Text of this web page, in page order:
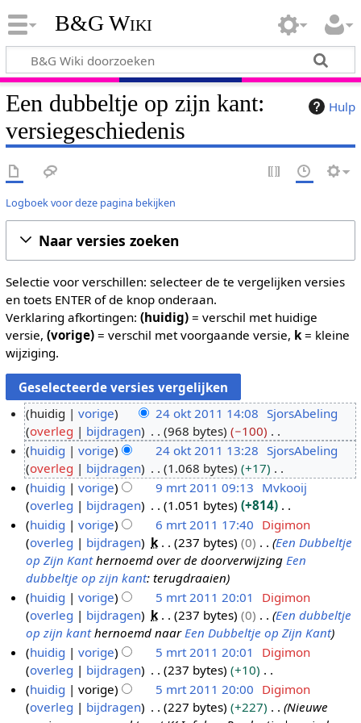
B&G Wiki
Hulp
Een dubbeltje op zijn kant:
versiegeschiedenis
Logboek voor deze pagina bekijken
Naar versies zoeken
Selectie voor verschillen: selecteer de te vergelijken versies
en toets ENTER of de knop onderaan.
Verklaring afkortingen: (huidig)= verschil met huidige
versie, (vorige)= verschil met voorgaande versie, k= kleine
wijziging.
4
k
2
huidig vorige 24 okt 2011 14:08 SjorsAbeling
overleg
bijdragen 968 bytes
−100
G
e
e
n
b
e
w
e
r
k
i
n
g
s
s
a
huidig vorige 24 okt 2011 13:28 SjorsAbeling
overleg
bijdragen 1.068 bytes
+17
G
e
e
n
b
e
w
e
r
k
i
n
g
s
m
0
huidig vorige 9 mrt 2011 09:13 Mvkooij
overleg
bijdragen 1.051 bytes
+814
G
e
e
n
b
e
w
e
r
k
i
n
1
huidig vorige 6 mrt 2011 17:40 Digimon
overleg
bijdragen k 237 bytes 0
Een Dubbeltje
op Zijn Kanthernoemd over de doorverwijzingEen
dubbeltje op zijn kant: terugdraaien
2
huidig vorige 5 mrt 2011 20:01
Digimon
overleg
bijdragen k 237 bytes 0
Een dubbeltje
op zijn kanthernoemd naarEen Dubbeltje op Zijn Kant
huidig
vorige 5 mrt 2011 20:01
Digimon
overleg
bijdragen 237 bytes
+10
G
e
huidig vorige 5 mrt 2011 20:00 Digimon
overleg
bijdragen 227 bytes +227
Nieuwe